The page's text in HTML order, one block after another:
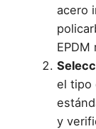
acero
EPDM
el tipo
y